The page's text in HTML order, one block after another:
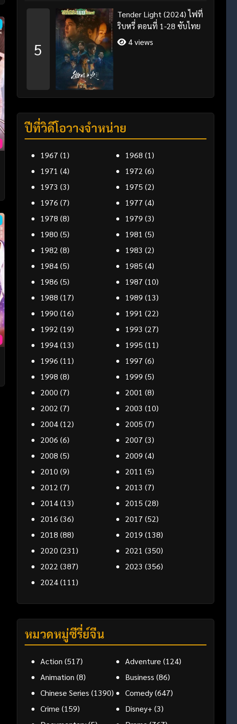
5
Tender Light (2024) ไฟที่
ริบหรี่ ตอนที่ 1-28 ซับไทย
4 views
ปีที่วิดีโอวางจำหน่าย
1967 (1) 1968 (1)
1971 (4) 1972 (6)
1973 (3) 1975 (2)
1976 (7) 1977 (4)
1978 (8) 1979 (3)
1980 (5) 1981 (5)
1982 (8) 1983 (2)
1984(5) 1985 (4)
1986 (5) 1987 (10)
1988 (17) 1989 (13)
1990 (16) 1991 (22)
1992 (19) 1993 (27)
1994(13) 1995 (11)
1996 (11) 1997 (6)
1998 (8) 1999 (5)
2000 (7) 2001 (8)
2002 (7) 2003 (10)
2004(12) 2005 (7)
2006 (6) 2007 (3)
2008 (5) 2009 (4)
2010 (9) 2011 (5)
2012 (7) 2013 (7)
2014(13) 2015 (28)
2016 (36) 2017 (52)
2018 (88) 2019 (138)
2020 (231) 2021 (350)
2022 (387) 2023 (356)
2024(111)
หมวดหมู่ซีรี่ย์จีน
Action (517) Adventure (124)
Animation (8) Business (86)
Chinese Series (1390) Comedy(647)
Crime (159) Disney+ (3)